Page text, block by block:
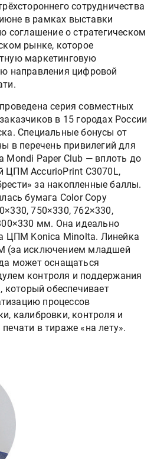
сотрудничества
в рамках выставки
соглашение о стратегическом
рынке, которое
маркетинговую
направления цифровой
серия совместных
в 15 городах России
Специальные бонусы от
в перечень привилегий для
Mondi Paper Club — вплоть до
ЦПМ AccurioPrint C3070L,
за накопленные баллы.
бумага Color Copy
750×330, 762×330,
мм. Она идеально
ЦПМ Konica Minolta. Линейка
(за исключением младшей
может оснащаться
контроля и поддержания
который обеспечивает
процессов
калибровки, контроля и
в тираже «на лету».